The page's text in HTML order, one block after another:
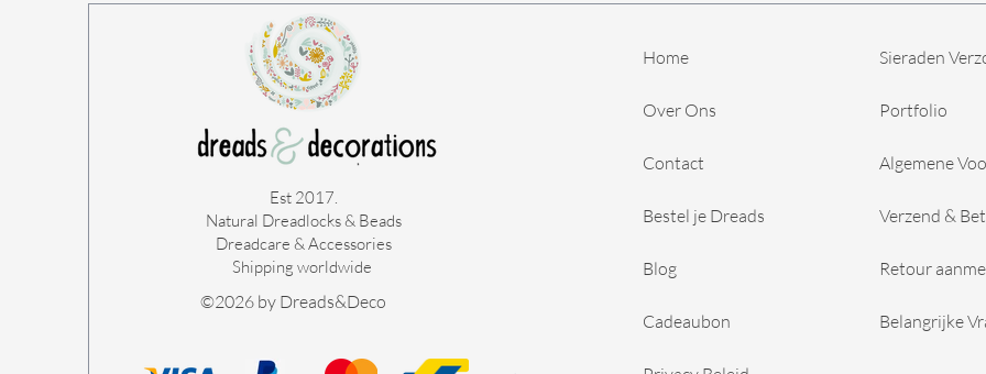
Est 2017.
Natural Dreadlocks & Beads
Dreadcare & Accessories
Shipping worldwide ​
©2026 by Dreads&Deco
Home
Over Ons
Contact
Bestel je Dreads
Blog
Cadeaubon
Sieraden
Portfolio
Algemene
Verzend &
Retour
Belangrijke